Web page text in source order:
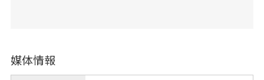
媒体情報